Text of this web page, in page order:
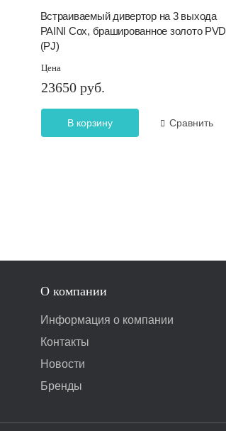
Встраиваемый дивертор на 3 выхода
PAINI Cox, брашированное золото PVD
(PJ)
Цена
23650 руб.
В корзину Сравнить
О компании
Информация о компании
Контакты
Новости
Бренды